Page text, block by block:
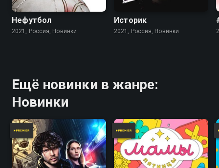
Нефутбол
2021, Россия, Новинки
Историк
2021, Россия, Новинки
Ещё новинки в жанре:
Новинки